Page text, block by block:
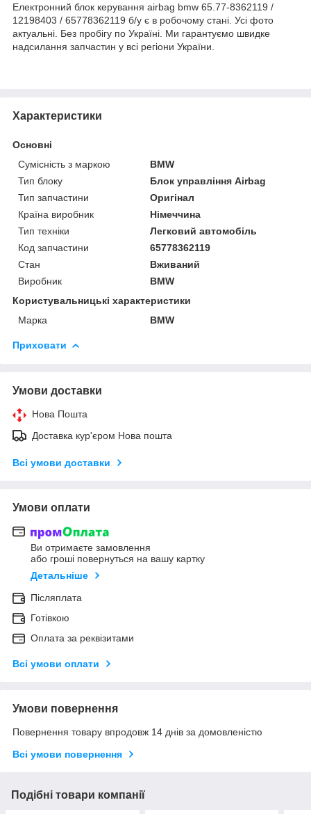
Електронний блок керування airbag bmw 65.77-8362119 /
12198403 / 65778362119 б/у є в робочому стані. Усі фото
актуальні. Без пробігу по Україні. Ми гарантуємо швидке
надсилання запчастин у всі регіони України.
Характеристики
Основні
Сумісність з маркою
BMW
Тип блоку
Блок управління Airbag
Тип запчастини
Оригінал
Країна виробник
Німеччина
Тип техніки
Легковий автомобіль
Код запчастини
65778362119
Стан
Вживаний
Виробник
BMW
Користувальницькі характеристики
Марка
BMW
Приховати
Умови доставки
Нова Пошта
Доставка кур'єром Нова пошта
Всі умови доставки
Умови оплати
Ви отримаєте замовлення
або гроші повернуться на вашу картку
Детальніше
Післяплата
Готівкою
Оплата за реквізитами
Всі умови оплати
Умови повернення
Повернення товару впродовж 14 днів за домовленістю
Всі умови повернення
Подібні товари компанії